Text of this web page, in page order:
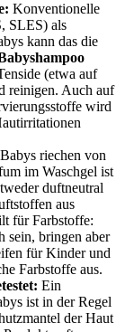
Konventionelle
SLES) als
kann das die
(etwa auf
reinigen. Auch auf
wird
Babys riechen von
im Waschgel ist
duftneutral
aus
für Farbstoffe:
sein, bringen aber
für Kinder und
Farbstoffe aus.
Ein
ist in der Regel
der Haut